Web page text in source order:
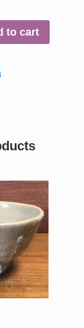
to cart